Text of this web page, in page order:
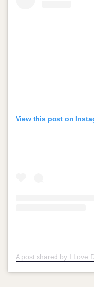
View this post on
A post shared by I Love